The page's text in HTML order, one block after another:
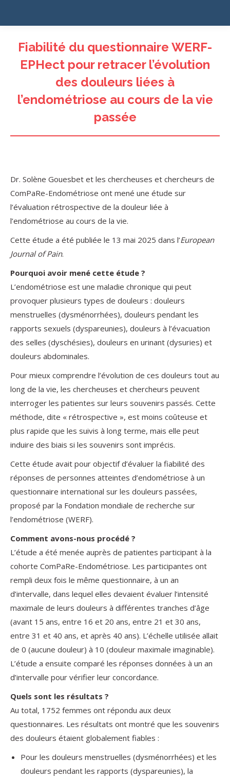
Fiabilité du questionnaire WERF-
EPHect pour retracer l’évolution
des douleurs liées à
l’endométriose au cours de la vie
passée
Dr. Solène Gouesbet et les chercheuses et chercheurs de
ComPaRe-Endométriose ont mené une étude sur
l’évaluation rétrospective de la douleur liée à
l’endométriose au cours de la vie.
Cette étude a été publiée le 13 mai 2025 dans l’European
Journal of Pain.
Pourquoi avoir mené cette étude ?
L’endométriose est une maladie chronique qui peut
provoquer plusieurs types de douleurs : douleurs
menstruelles (dysménorrhées), douleurs pendant les
rapports sexuels (dyspareunies), douleurs à l’évacuation
des selles (dyschésies), douleurs en urinant (dysuries) et
douleurs abdominales.
Pour mieux comprendre l’évolution de ces douleurs tout au
long de la vie, les chercheuses et chercheurs peuvent
interroger les patientes sur leurs souvenirs passés. Cette
méthode, dite « rétrospective », est moins coûteuse et
plus rapide que les suivis à long terme, mais elle peut
induire des biais si les souvenirs sont imprécis.
Cette étude avait pour objectif d’évaluer la fiabilité des
réponses de personnes atteintes d’endométriose à un
questionnaire international sur les douleurs passées,
proposé par la Fondation mondiale de recherche sur
l’endométriose (WERF).
Comment avons-nous procédé ?
L’étude a été menée auprès de patientes participant à la
cohorte ComPaRe-Endométriose. Les participantes ont
rempli deux fois le même questionnaire, à un an
d’intervalle, dans lequel elles devaient évaluer l’intensité
maximale de leurs douleurs à différentes tranches d’âge
(avant 15 ans, entre 16 et 20 ans, entre 21 et 30 ans,
entre 31 et 40 ans, et après 40 ans). L’échelle utilisée allait
de 0 (aucune douleur) à 10 (douleur maximale imaginable).
L’étude a ensuite comparé les réponses données à un an
d’intervalle pour vérifier leur concordance.
Quels sont les résultats ?
Au total, 1752 femmes ont répondu aux deux
questionnaires. Les résultats ont montré que les souvenirs
des douleurs étaient globalement fiables :
Pour les douleurs menstruelles (dysménorrhées) et les
douleurs pendant les rapports (dyspareunies), la